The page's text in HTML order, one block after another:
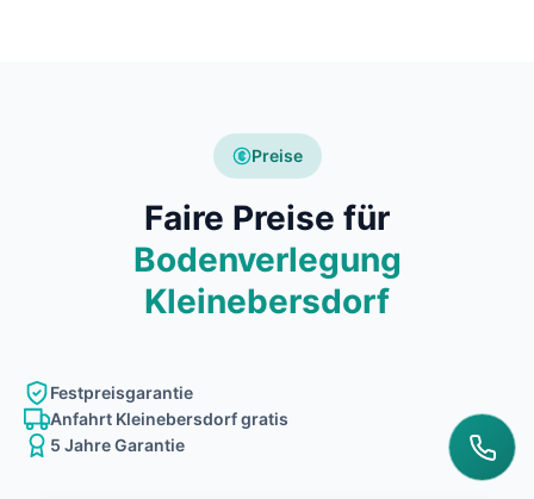
Preise
Faire Preise für
Bodenverlegung
Kleinebersdorf
Festpreisgarantie
Anfahrt Kleinebersdorf gratis
5 Jahre Garantie